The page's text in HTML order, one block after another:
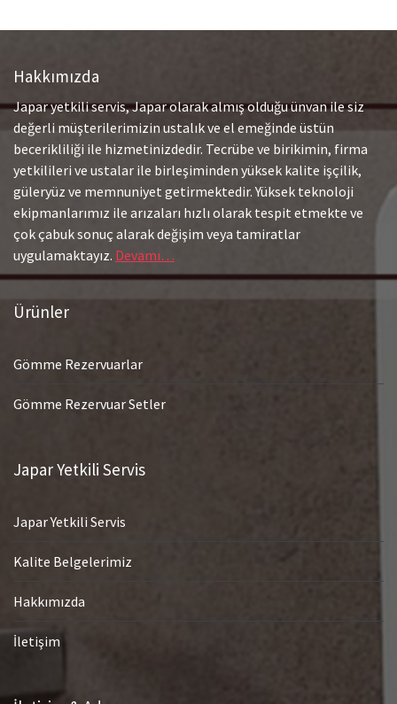
Hakkımızda
Japar yetkili servis, Japar olarak almış olduğu ünvan ile siz
değerli müşterilerimizin ustalık ve el emeğinde üstün
becerikliliği ile hizmetinizdedir. Tecrübe ve birikimin, firma
yetkilileri ve ustalar ile birleşiminden yüksek kalite işçilik,
güleryüz ve memnuniyet getirmektedir. Yüksek teknoloji
ekipmanlarımız ile arızaları hızlı olarak tespit etmekte ve
çok çabuk sonuç alarak değişim veya tamiratlar
uygulamaktayız. Devamı…
Ürünler
Gömme Rezervuarlar
Gömme Rezervuar Setler
Japar Yetkili Servis
Japar Yetkili Servis
Kalite Belgelerimiz
Hakkımızda
İletişim